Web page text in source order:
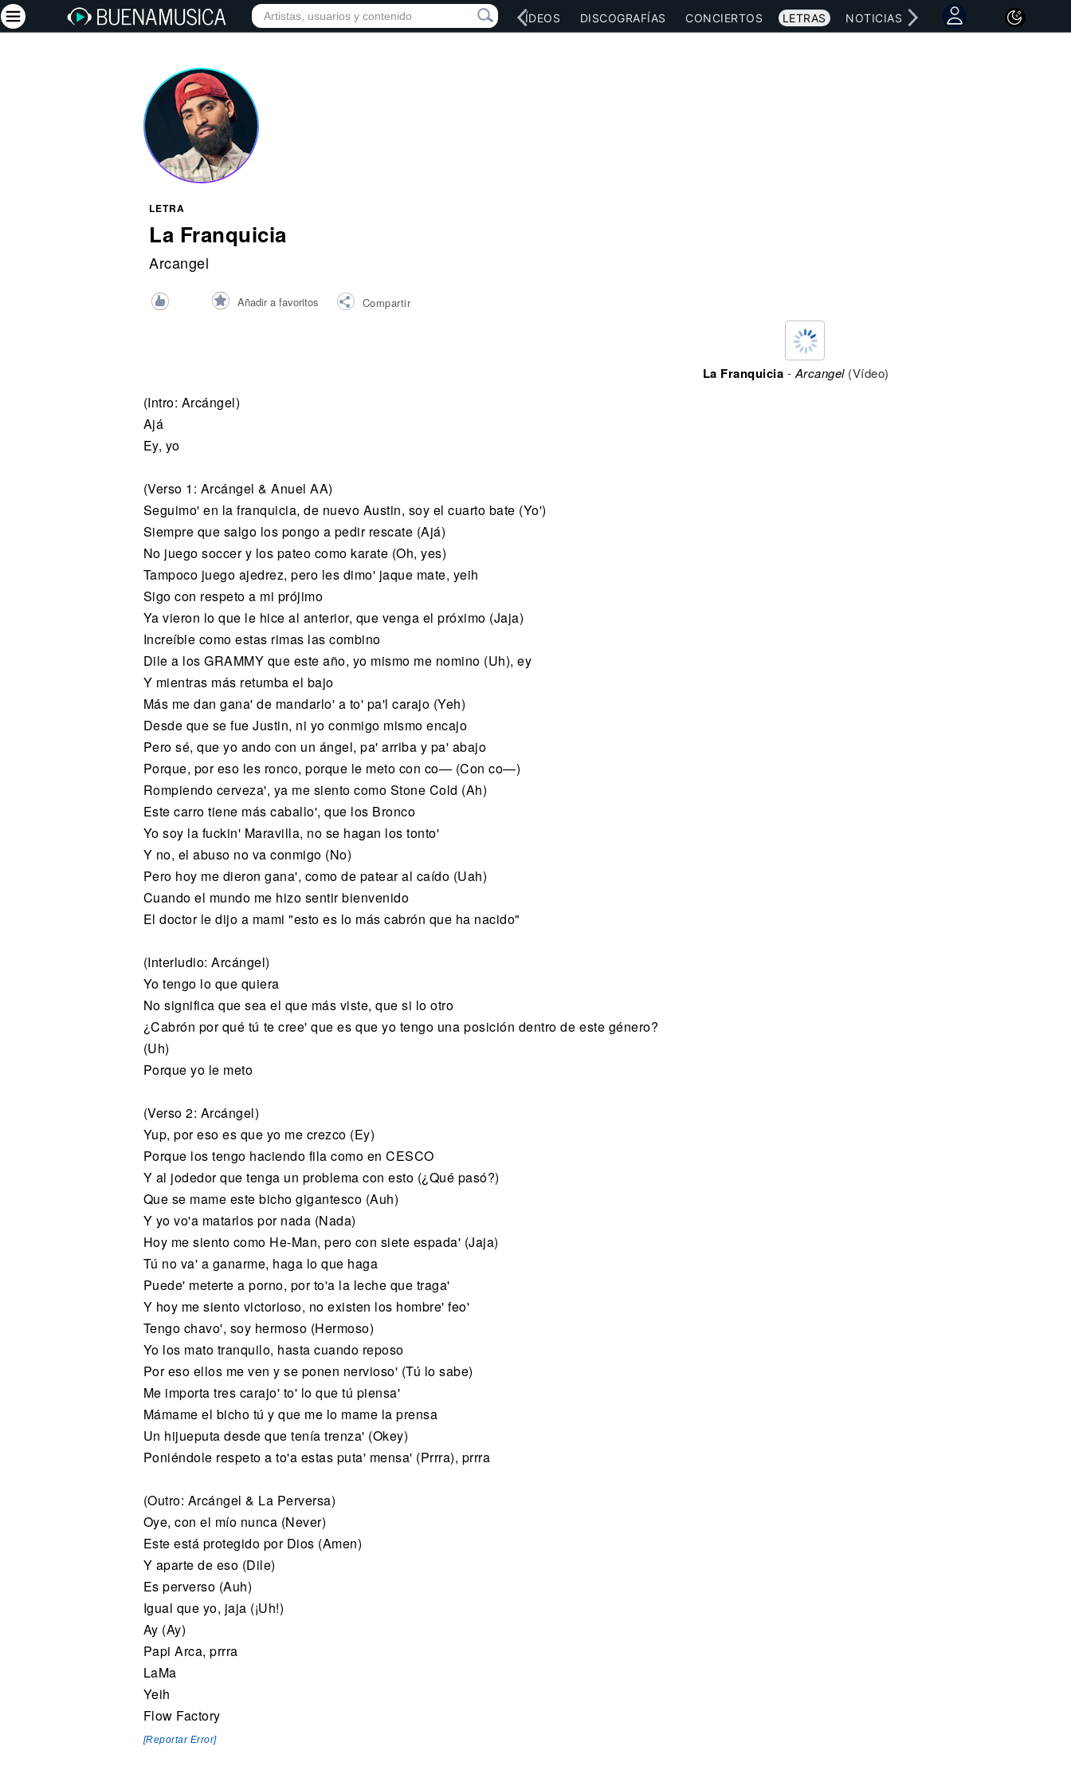
INICIO ARTISTAS RED SOCIAL MÚSICA VÍDEOS DISCOGRAFÍAS CONCIERTOS LETRAS NOTICIAS
LETRA
La Franquicia
Arcangel
Añadir a favoritos Compartir
(Intro: Arcángel)
Ajá
Ey, yo
(Verso 1: Arcángel & Anuel AA)
Seguimo' en la franquicia, de nuevo Austin, soy el cuarto bate (Yo')
Siempre que salgo los pongo a pedir rescate (Ajá)
No juego soccer y los pateo como karate (Oh, yes)
Tampoco juego ajedrez, pero les dimo' jaque mate, yeih
Sigo con respeto a mi prójimo
Ya vieron lo que le hice al anterior, que venga el próximo (Jaja)
Increíble como estas rimas las combino
Dile a los GRAMMY que este año, yo mismo me nomino (Uh), ey
Y mientras más retumba el bajo
Más me dan gana' de mandarlo' a to' pa'l carajo (Yeh)
Desde que se fue Justin, ni yo conmigo mismo encajo
Pero sé, que yo ando con un ángel, pa' arriba y pa' abajo
Porque, por eso les ronco, porque le meto con co— (Con co—)
Rompiendo cerveza', ya me siento como Stone Cold (Ah)
Este carro tiene más caballo', que los Bronco
Yo soy la fuckin' Maravilla, no se hagan los tonto'
Y no, el abuso no va conmigo (No)
Pero hoy me dieron gana', como de patear al caído (Uah)
Cuando el mundo me hizo sentir bienvenido
El doctor le dijo a mami "esto es lo más cabrón que ha nacido"
(Interludio: Arcángel)
Yo tengo lo que quiera
No significa que sea el que más viste, que si lo otro
¿Cabrón por qué tú te cree' que es que yo tengo una posición dentro de este género?
(Uh)
Porque yo le meto
(Verso 2: Arcángel)
Yup, por eso es que yo me crezco (Ey)
Porque los tengo haciendo fila como en CESCO
Y al jodedor que tenga un problema con esto (¿Qué pasó?)
Que se mame este bicho gigantesco (Auh)
Y yo vo'a matarlos por nada (Nada)
Hoy me siento como He-Man, pero con siete espada' (Jaja)
Tú no va' a ganarme, haga lo que haga
Puede' meterte a porno, por to'a la leche que traga'
Y hoy me siento victorioso, no existen los hombre' feo'
Tengo chavo', soy hermoso (Hermoso)
Yo los mato tranquilo, hasta cuando reposo
Por eso ellos me ven y se ponen nervioso' (Tú lo sabe)
Me importa tres carajo' to' lo que tú piensa'
Mámame el bicho tú y que me lo mame la prensa
Un hijueputa desde que tenía trenza' (Okey)
Poniéndole respeto a to'a estas puta' mensa' (Prrra), prrra
(Outro: Arcángel & La Perversa)
Oye, con el mío nunca (Never)
Este está protegido por Dios (Amen)
Y aparte de eso (Dile)
Es perverso (Auh)
Igual que yo, jaja (¡Uh!)
Ay (Ay)
Papi Arca, prrra
LaMa
Yeih
Flow Factory
[Reportar Error]
La Franquicia - Arcangel(Vídeo)